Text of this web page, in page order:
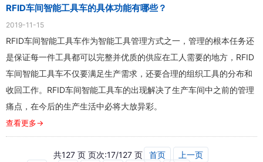
RFID车间智能工具车的具体功能有哪些？
2019-11-15
RFID车间智能工具车作为智能工具管理方式之一，管理的根本任务还
是保证每一件工具都可以完整并优质的供应在工人需要的地方，RFID
车间智能工具车不仅要满足生产需求，还要合理的组织工具的分布和
收回工作。RFID车间智能工具车的出现解决了生产车间中之前的管理
痛点，在今后的生产生活中必将大放异彩。
查看更多→
共127 页 页次:17/127 页 首页
上一页